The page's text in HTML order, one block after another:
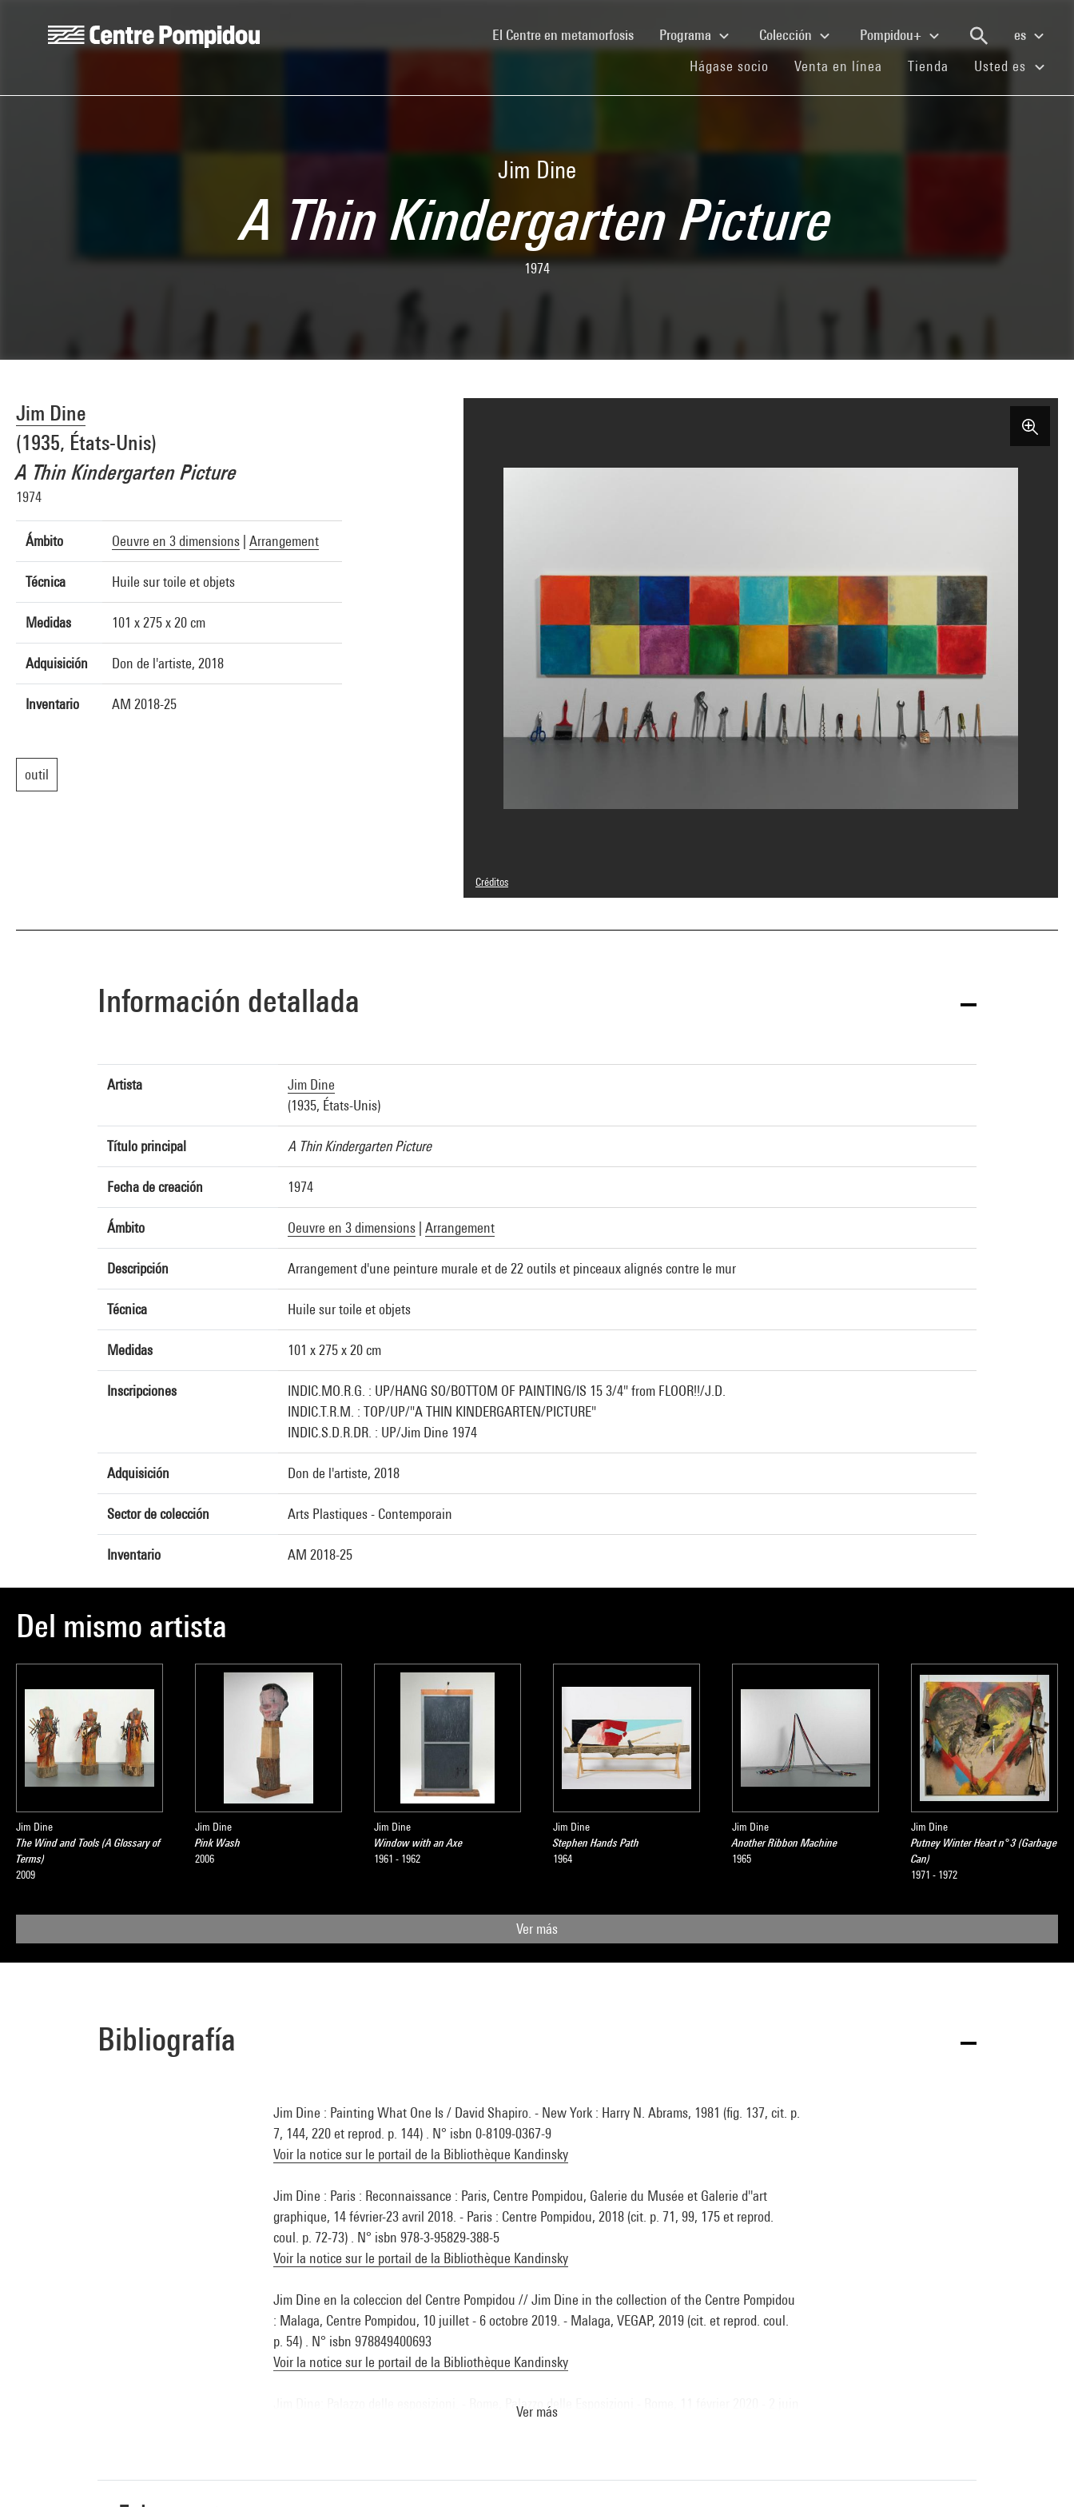
El Centre en metamorfosis(current)Programa Colección Pompidou+
es
Hágase socio (current)
Venta en línea (current)
Tienda (current)
Usted es
Jim Dine
A Thin Kindergarten Picture
1974
Jim Dine
(1935, États-Unis)
A Thin Kindergarten Picture
1974
Ámbito Oeuvre en 3 dimensions Arrangement
Técnica Huile sur toile et objets
Medidas 101 x 275 x 20 cm
Adquisición Don de l'artiste, 2018
Inventario AM 2018-25
outil
Créditos
© Adagp, Paris
Referencia de la imagen : 4N88835
Información detallada
Artista
Jim Dine
(1935, États-Unis)
Título principal A Thin Kindergarten Picture
Fecha de creación 1974
Ámbito Oeuvre en 3 dimensions Arrangement
Descripción Arrangement d'une peinture murale et de 22 outils et pinceaux alignés contre le mur
Técnica Huile sur toile et objets
Medidas 101 x 275 x 20 cm
Inscripciones
INDIC.MO.R.G. : UP/HANG SO/BOTTOM OF PAINTING/IS 15 3/4" from FLOOR!!/J.D.
INDIC.T.R.M. : TOP/UP/"A THIN KINDERGARTEN/PICTURE"
INDIC.S.D.R.DR. : UP/Jim Dine 1974
Adquisición Don de l'artiste, 2018
Sector de colección Arts Plastiques - Contemporain
Inventario AM 2018-25
Del mismo artista
Jim Dine
The Wind and Tools (A Glossary of
Terms)
2009
Jim Dine
Pink Wash
2006
Jim Dine
Window with an Axe
1961 - 1962
Jim Dine
Stephen Hands Path
1964
Jim Dine
Another Ribbon Machine
1965
Jim Dine
Putney Winter Heart n° 3 (Garbage
Can)
1971 - 1972
Ver más
Bibliografía
Jim Dine : Painting What One Is / David Shapiro. - New York : Harry N. Abrams, 1981 (fig. 137, cit. p.
7, 144, 220 et reprod. p. 144) . N° isbn 0-8109-0367-9
Voir la notice sur le portail de la Bibliothèque Kandinsky
Jim Dine : Paris : Reconnaissance : Paris, Centre Pompidou, Galerie du Musée et Galerie d''art
graphique, 14 février-23 avril 2018. - Paris : Centre Pompidou, 2018 (cit. p. 71, 99, 175 et reprod.
coul. p. 72-73) . N° isbn 978-3-95829-388-5
Voir la notice sur le portail de la Bibliothèque Kandinsky
Jim Dine en la coleccion del Centre Pompidou // Jim Dine in the collection of the Centre Pompidou
: Malaga, Centre Pompidou, 10 juillet - 6 octobre 2019. - Malaga, VEGAP, 2019 (cit. et reprod. coul.
p. 54) . N° isbn 978849400693
Voir la notice sur le portail de la Bibliothèque Kandinsky
Jim Dine: Palazzo delle esposizioni. - Rome, Palazzo delle Esposizioni.- Rome, 11 février 2020 - 2 juin
Ver más